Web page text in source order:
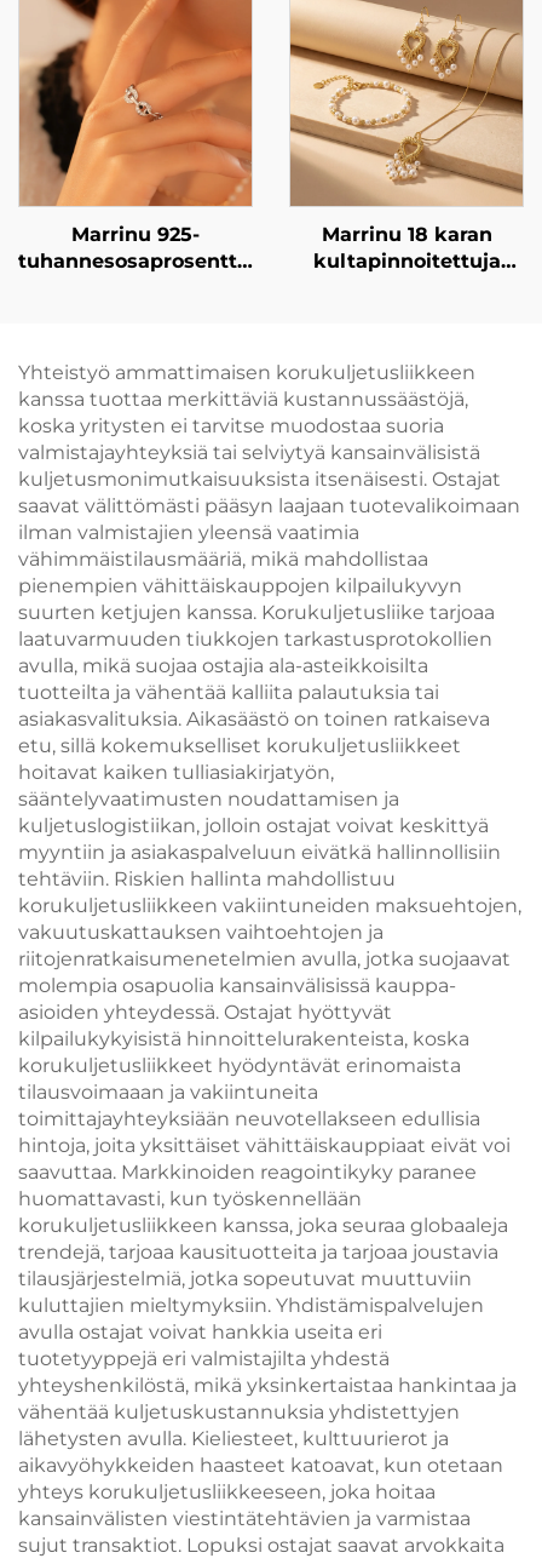
minimalistinen
ylellisyysjewellet
BXGT-02
hopeaa käyttävät
korvakorun koukut |
kevyesti luksuottaiset,
metsäaiheiset
riippukorvakorut
kullattuina ja
hopeisina |
monikäyttöinen
arkipäiväinen koru
Marrinu 925-
tuhannesosaprosenttista
sormus (SKU:
BXRAG004)
Marrinu 18 karan
kultapinnoitettuja
perunamaisia helmiä
sisältäviä korvakoruja
– kevyitä ja
elegantteja
koristeellisia
riippukorvakoruja
Yhteistyö ammattimaisen korukuljetusliikkeen
kanssa tuottaa merkittäviä kustannussäästöjä,
koska yritysten ei tarvitse muodostaa suoria
valmistajayhteyksiä tai selviytyä kansainvälisistä
kuljetusmonimutkaisuuksista itsenäisesti. Ostajat
saavat välittömästi pääsyn laajaan tuotevalikoimaan
ilman valmistajien yleensä vaatimia
vähimmäistilausmääriä, mikä mahdollistaa
pienempien vähittäiskauppojen kilpailukyvyn
suurten ketjujen kanssa. Korukuljetusliike tarjoaa
laatuvarmuuden tiukkojen tarkastusprotokollien
avulla, mikä suojaa ostajia ala-asteikkoisilta
tuotteilta ja vähentää kalliita palautuksia tai
asiakasvalituksia. Aikasäästö on toinen ratkaiseva
etu, sillä kokemukselliset korukuljetusliikkeet
hoitavat kaiken tulliasiakirjatyön,
sääntelyvaatimusten noudattamisen ja
kuljetuslogistiikan, jolloin ostajat voivat keskittyä
myyntiin ja asiakaspalveluun eivätkä hallinnollisiin
tehtäviin. Riskien hallinta mahdollistuu
korukuljetusliikkeen vakiintuneiden maksuehtojen,
vakuutuskattauksen vaihtoehtojen ja
riitojenratkaisumenetelmien avulla, jotka suojaavat
molempia osapuolia kansainvälisissä kauppa-
asioiden yhteydessä. Ostajat hyöttyvät
kilpailukykyisistä hinnoittelurakenteista, koska
korukuljetusliikkeet hyödyntävät erinomaista
tilausvoimaaan ja vakiintuneita
toimittajayhteyksiään neuvotellakseen edullisia
hintoja, joita yksittäiset vähittäiskauppiaat eivät voi
saavuttaa. Markkinoiden reagointikyky paranee
huomattavasti, kun työskennellään
korukuljetusliikkeen kanssa, joka seuraa globaaleja
trendejä, tarjoaa kausituotteita ja tarjoaa joustavia
tilausjärjestelmiä, jotka sopeutuvat muuttuviin
kuluttajien mieltymyksiin. Yhdistämispalvelujen
avulla ostajat voivat hankkia useita eri
tuotetyyppejä eri valmistajilta yhdestä
yhteyshenkilöstä, mikä yksinkertaistaa hankintaa ja
vähentää kuljetuskustannuksia yhdistettyjen
lähetysten avulla. Kieliesteet, kulttuurierot ja
aikavyöhykkeiden haasteet katoavat, kun otetaan
yhteys korukuljetusliikkeeseen, joka hoitaa
kansainvälisten viestintätehtävien ja varmistaa
sujut transaktiot. Lopuksi ostajat saavat arvokkaita